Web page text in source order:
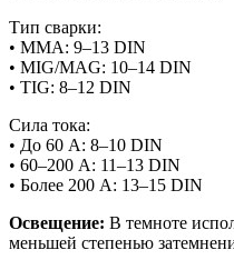
Тип сварки:
• MMA: 9–13 DIN
• MIG/MAG: 10–14 DIN
• TIG: 8–12 DIN
Сила тока:
• До 60 А: 8–10 DIN
• 60–200 А: 11–13 DIN
• Более 200 А: 13–15 DIN
Освещение: В темноте
меньшей степенью